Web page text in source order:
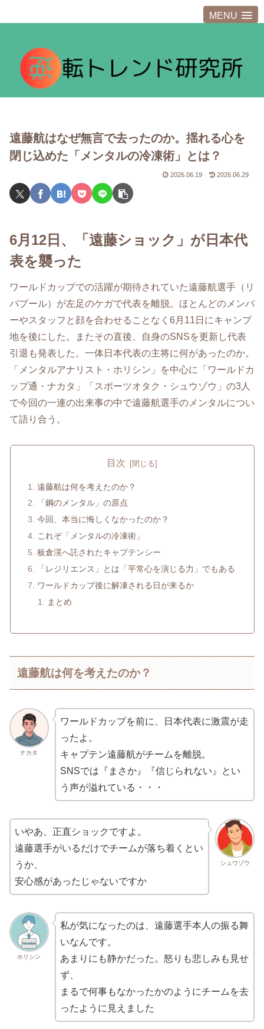
MENU
遠藤航はなぜ無言で去ったのか。揺れる心を
閉じ込めた「メンタルの冷凍術」とは？
2026.06.19 2026.06.29
6月12日、「遠藤ショック」が日本代
表を襲った
ワールドカップでの活躍が期待されていた遠藤航選手（リ
バプール）が左足のケガで代表を離脱。ほとんどのメンバ
ーやスタッフと顔を合わせることなく6月11日にキャンプ
地を後にした。またその直後、自身のSNSを更新し代表
引退も発表した。一体日本代表の主将に何があったのか。
「メンタルアナリスト・ホリシン」を中心に「ワールドカ
ップ通・ナカタ」「スポーツオタク・シュウゾウ」の3人
で今回の一連の出来事の中で遠藤航選手のメンタルについ
て語り合う。
目次
遠藤航は何を考えたのか？
「鋼のメンタル」の原点
今回、本当に悔しくなかったのか？
これぞ「メンタルの冷凍術」
板倉滉へ託されたキャプテンシー
「レジリエンス」とは「平常心を演じる力」でもある
ワールドカップ後に解凍される日が来るか
まとめ
遠藤航は何を考えたのか？
ナカタ
ワールドカップを前に、日本代表に激震が走
ったよ。
キャプテン遠藤航がチームを離脱。
SNSでは『まさか』『信じられない』とい
う声が溢れている・・・
シュウゾウ
いやあ、正直ショックですよ。
遠藤選手がいるだけでチームが落ち着くとい
うか、
安心感があったじゃないですか
ホリシン
私が気になったのは、遠藤選手本人の振る舞
いなんです。
あまりにも静かだった。怒りも悲しみも見せ
ず、
まるで何事もなかったかのようにチームを去
ったように見えました